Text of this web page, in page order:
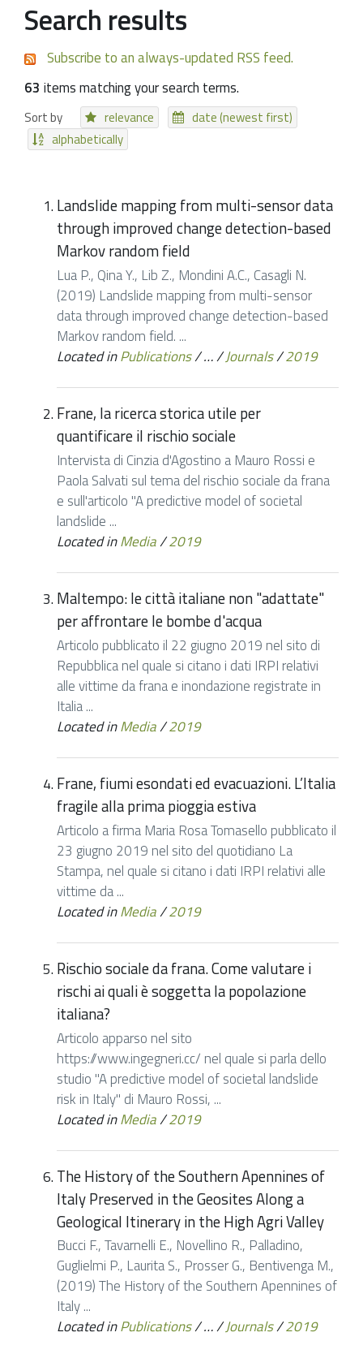
Search results
Subscribe to an always-updated RSS feed.
63 items matching your search terms.
Sort by relevance
date (newest first)
alphabetically
Landslide mapping from multi-sensor data
through improved change detection-based
Markov random field
Lua P., Qina Y., Lib Z., Mondini A.C., Casagli N.
(2019) Landslide mapping from multi-sensor
data through improved change detection-based
Markov random field. ...
Located inPublications/…/Journals/2019
Frane, la ricerca storica utile per
quantificare il rischio sociale
Intervista di Cinzia d'Agostino a Mauro Rossi e
Paola Salvati sul tema del rischio sociale da frana
e sull'articolo "A predictive model of societal
landslide ...
Located inMedia/2019
Maltempo: le città italiane non "adattate"
per affrontare le bombe d'acqua
Articolo pubblicato il 22 giugno 2019 nel sito di
Repubblica nel quale si citano i dati IRPI relativi
alle vittime da frana e inondazione registrate in
Italia ...
Located inMedia/2019
Frane, fiumi esondati ed evacuazioni. L’Italia
fragile alla prima pioggia estiva
Articolo a firma Maria Rosa Tomasello pubblicato il
23 giugno 2019 nel sito del quotidiano La
Stampa, nel quale si citano i dati IRPI relativi alle
vittime da ...
Located inMedia/2019
Rischio sociale da frana. Come valutare i
rischi ai quali è soggetta la popolazione
italiana?
Articolo apparso nel sito
https://www.ingegneri.cc/ nel quale si parla dello
studio "A predictive model of societal landslide
risk in Italy" di Mauro Rossi, ...
Located inMedia/2019
The History of the Southern Apennines of
Italy Preserved in the Geosites Along a
Geological Itinerary in the High Agri Valley
Bucci F., Tavarnelli E., Novellino R., Palladino,
Guglielmi P., Laurita S., Prosser G., Bentivenga M.,
(2019) The History of the Southern Apennines of
Italy ...
Located inPublications/…/Journals/2019